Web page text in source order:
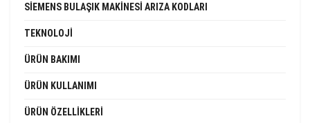
SIEMENS BULAŞIK MAKINESI ARIZA KODLARI
TEKNOLOJI
ÜRÜN BAKIMI
ÜRÜN KULLANIMI
ÜRÜN ÖZELLIKLERI